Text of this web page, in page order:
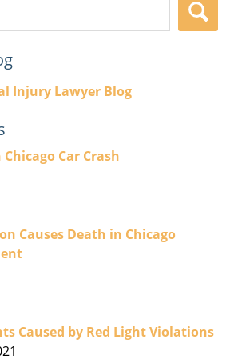
Injury Lawyer Blog
Car Crash
Causes Death in Chicago
Caused by Red Light Violations